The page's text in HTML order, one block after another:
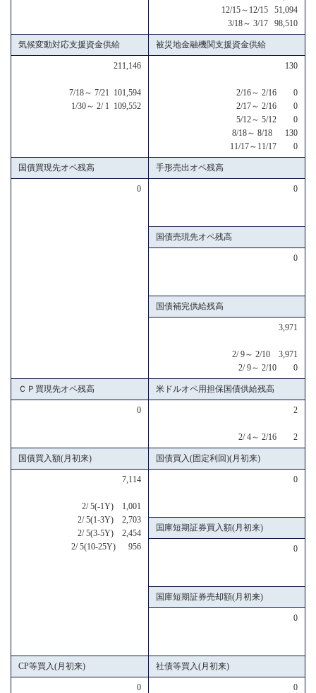
12/15～12/15 51,094
3/18～ 3/17 98,510
気候変動対応支援資金供給 被災地金融機関支援資金供給
211,146
7/18～ 7/21 101,594
1/30～ 2/ 1 109,552
130
2/16～ 2/16 0
2/17～ 2/16 0
5/12～ 5/12 0
8/18～ 8/18 130
11/17～11/17 0
国債買現先オペ残高 手形売出オペ残高
0 0
国債売現先オペ残高
0
国債補完供給残高
3,971
2/ 9～ 2/10 3,971
2/ 9～ 2/10 0
ＣＰ買現先オペ残高 米ドルオペ用担保国債供給残高
0 2
2/ 4～ 2/16 2
国債買入額(月初来) 国債買入(固定利回)(月初来)
7,114
2/ 5(-1Y) 1,001
2/ 5(1-3Y) 2,703
2/ 5(3-5Y) 2,454
2/ 5(10-25Y) 956
0
国庫短期証券買入額(月初来)
0
国庫短期証券売却額(月初来)
0
CP等買入(月初来) 社債等買入(月初来)
0 0